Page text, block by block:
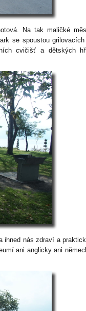
Na tak maličké
se spoustou
cvičišť a dětských
ihned nás zdraví a
ani anglicky ani